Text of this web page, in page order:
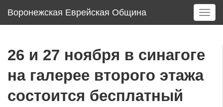
Воронежская Еврейская Община
T
o
l
n
26 и 27 ноября в синагоге
на галерее второго этажа
состоится бесплатный